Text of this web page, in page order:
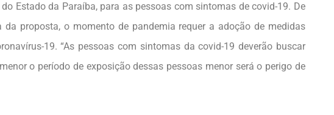
Estado da Paraíba, para as pessoas com sintomas de covid-19. De
proposta, o momento de pandemia requer a adoção de medidas
19. “As pessoas com sintomas da covid-19 deverão buscar
o período de exposição dessas pessoas menor será o perigo de